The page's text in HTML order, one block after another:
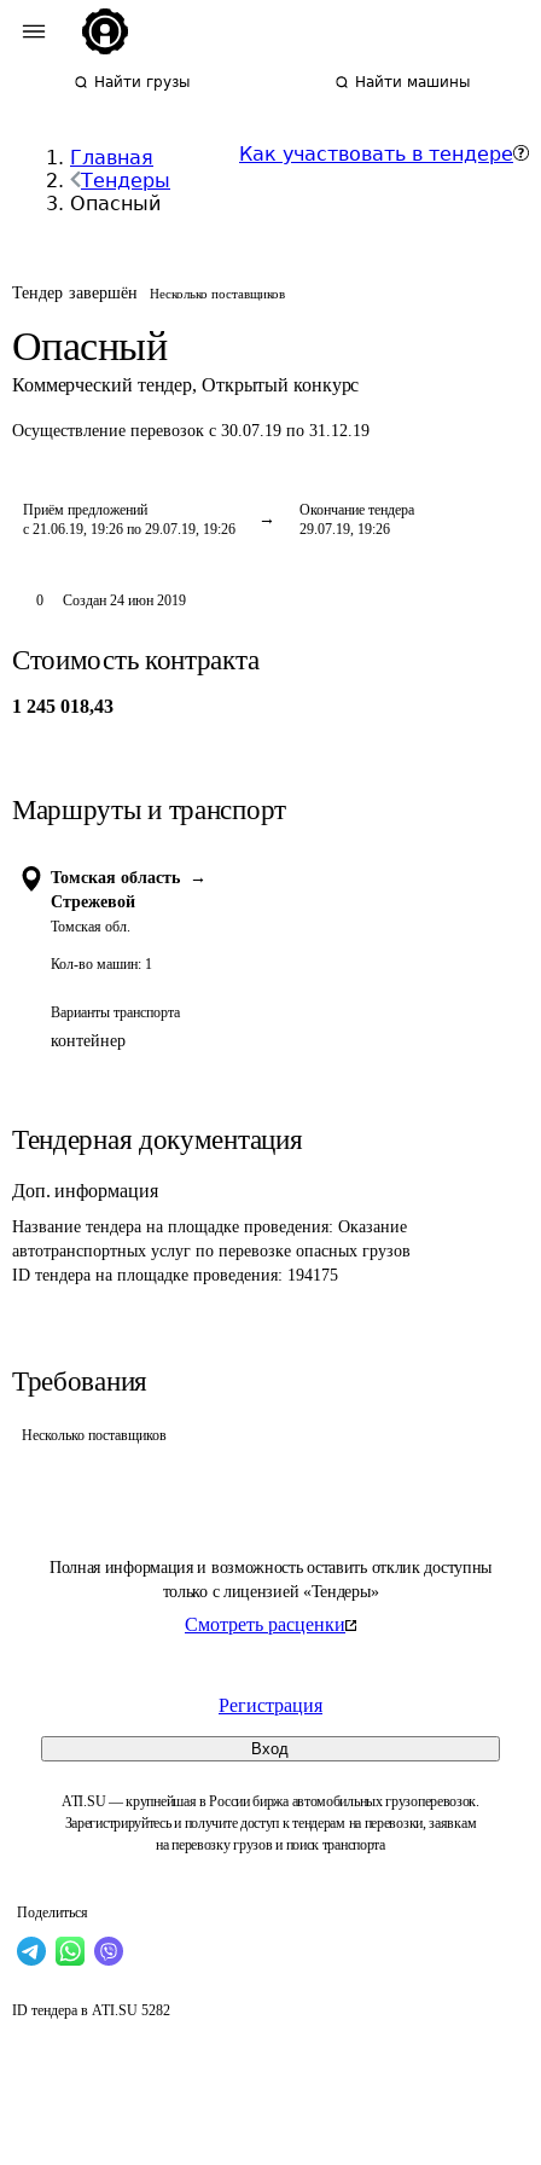
Найти грузы Найти машины
Главная
Тендеры
Опасный
Как участвовать в тендере
Тендер завершён Несколько поставщиков
Опасный
Коммерческий тендер, Открытый конкурс
Осуществление перевозок с 30.07.19 по 31.12.19
Приём предложений
с 21.06.19, 19:26 по 29.07.19, 19:26
Окончание тендера
29.07.19, 19:26
Полная информация и возможность оставить отклик доступны
только с лицензией «Тендеры»
Смотреть расценки
Регистрация
Вход
ATI.SU — крупнейшая в России биржа автомобильных грузоперевозок.
Зарегистрируйтесь и получите доступ к тендерам на перевозки, заявкам
на перевозку грузов и поиск транспорта
Поделиться
0 Создан 24 июн 2019
Стоимость контракта
1 245 018,43
Маршруты и транспорт
Томская область
→
Стрежевой
Томская обл.
Кол-во машин: 1
Варианты транспорта
контейнер
Тендерная документация
Доп. информация
Название тендера на площадке проведения: Оказание
автотранспортных услуг по перевозке опасных грузов
ID тендера на площадке проведения: 194175
Требования
Несколько поставщиков
ID тендера в ATI.SU 5282